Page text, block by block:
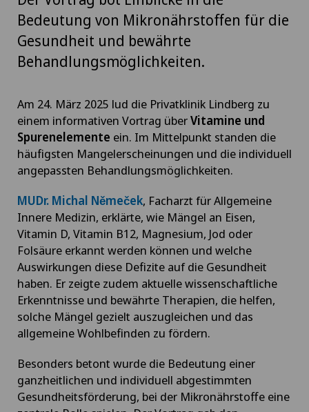
Bedeutung von Mikronährstoffen für die
Gesundheit und bewährte
Behandlungsmöglichkeiten.
Am 24. März 2025 lud die Privatklinik Lindberg zu
einem informativen Vortrag überVitamine und
Spurenelemente ein. Im Mittelpunkt standen die
häufigsten Mangelerscheinungen und die individuell
angepassten Behandlungsmöglichkeiten.
MUDr. Michal Němeček, Facharzt für Allgemeine
Innere Medizin, erklärte, wie Mängel an Eisen,
Vitamin D, Vitamin B12, Magnesium, Jod oder
Folsäure erkannt werden können und welche
Auswirkungen diese Defizite auf die Gesundheit
haben. Er zeigte zudem aktuelle wissenschaftliche
Erkenntnisse und bewährte Therapien, die helfen,
solche Mängel gezielt auszugleichen und das
allgemeine Wohlbefinden zu fördern.
Besonders betont wurde die Bedeutung einer
ganzheitlichen und individuell abgestimmten
Gesundheitsförderung, bei der Mikronährstoffe eine